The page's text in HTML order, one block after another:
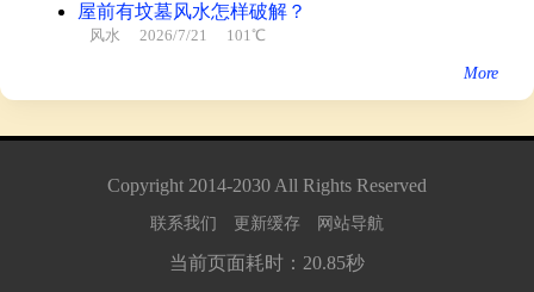
屋前有坟墓风水怎样破解？
风水 2026/7/21 101℃
More
Copyright 2014-2030 All Rights Reserved
联系我们 更新缓存 网站导航
当前页面耗时：20.85秒